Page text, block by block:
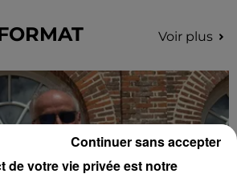
Voir plus
de votre vie privée est notre
Continuer sans accepter